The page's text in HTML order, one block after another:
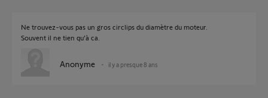
Ne trouvez-vous pas un gros circlips du diamètre du moteur.
Souvent il ne tien qu'à ca.
Anonyme il y a presque 8 ans